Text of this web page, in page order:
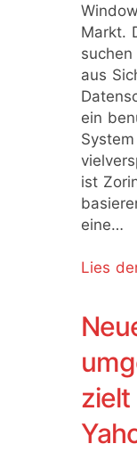
Markt.
aus
ein
ist
eine…
Lies
zielt